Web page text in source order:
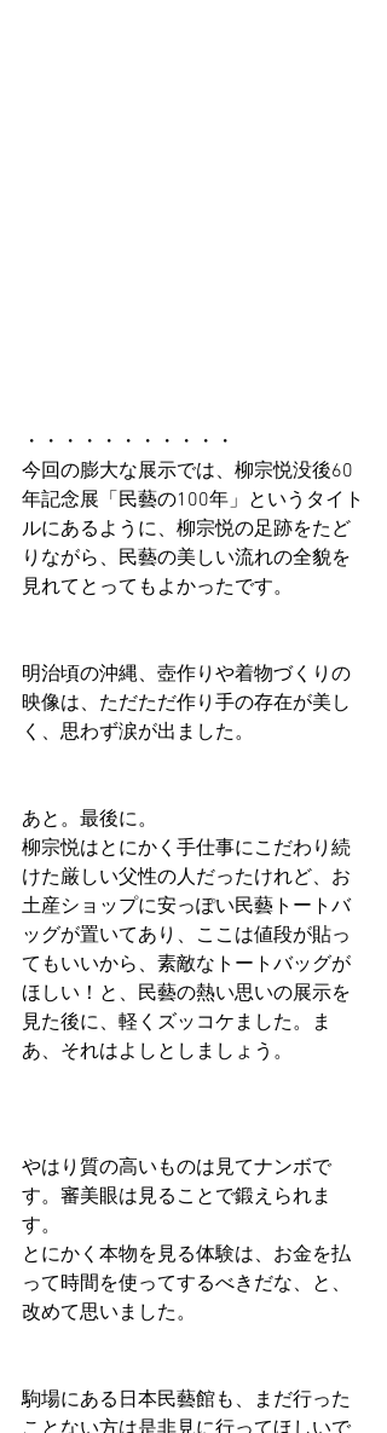
・・・・・・・・・・・
今回の膨大な展示では、柳宗悦没後60
年記念展「民藝の100年」というタイト
ルにあるように、柳宗悦の足跡をたど
りながら、民藝の美しい流れの全貌を
見れてとってもよかったです。
明治頃の沖縄、壺作りや着物づくりの
映像は、ただただ作り手の存在が美し
く、思わず涙が出ました。
あと。最後に。
柳宗悦はとにかく手仕事にこだわり続
けた厳しい父性の人だったけれど、お
土産ショップに安っぽい民藝トートバ
ッグが置いてあり、ここは値段が貼っ
てもいいから、素敵なトートバッグが
ほしい！と、民藝の熱い思いの展示を
見た後に、軽くズッコケました。ま
あ、それはよしとしましょう。
やはり質の高いものは見てナンボで
す。審美眼は見ることで鍛えられま
す。
とにかく本物を見る体験は、お金を払
って時間を使ってするべきだな、と、
改めて思いました。
駒場にある日本民藝館も、まだ行った